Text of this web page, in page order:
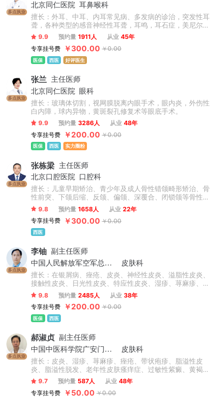
多点执业
北京同仁医院 耳鼻喉科
擅长：外耳、中耳、内耳常见病、多发病的诊治，突发性耳
聋，各种类型的感音神经性耳聋，耳鸣，耳石症，美尼尔氏
病等疾病的内外科治疗。先天性外中耳畸形的听力重建和整
形；慢性化脓性中耳炎的外科治疗，咽鼓管的解剖学研究，
义耳的临床和基础研究等。
9.9 预约量 1911人 从业 45年
专享挂号费
￥300.00 ￥0.00
医保 西医 好评医生
多点执业
张兰 主任医师
北京同仁医院
眼科
擅长：玻璃体切割，视网膜脱离内眼手术，眼内炎，外伤性
白内障，球内异物，黄斑裂孔修复术等眼底手术。
9.9 预约量 3286人 从业 48年
专享挂号费
￥200.00 ￥0.00
医保 西医 实力圈粉
多点执业
张栋梁 主任医师
北京口腔医院 口腔科
擅长：儿童早期矫治、青少年及成人骨性错颌畸形矫治、骨
性前突、下颌后缩、反颌、偏颌、深覆合、闭锁颌等骨性问
题矫治，不拔牙矫治技术，微种植支抗技术，正畸-正颌联合
治疗，牙周-正畸联合治疗，数字化舌侧及无托槽隐形矫治技
术，复杂病例矫治。累计完成矫治案例数万例。
9.8 预约量 1658人 从业 22年
专享挂号费
￥300.00 ￥0.00
西医
多点执业
李铀 副主任医师
中国人民解放军空军总医院
皮肤科
擅长：在银屑病、痤疮、皮炎、神经性皮炎、溢脂性皮炎、
接触性皮炎、日光性皮炎、特应性皮炎、湿疹、荨麻疹、慢
性荨麻疹、急性荨麻疹、丘疹性荨麻疹、胆碱能性荨麻疹等
心身性皮肤病诊治方面有独到的见解和特色。
9.8 预约量 2485人 从业 38年
专享挂号费
￥200.00 ￥0.00
医保 西医
多点执业
郝淑贞 副主任医师
中国中医科学院广安门医院
皮肤科
擅长：皮炎、湿疹、荨麻疹、痤疮、带状疱疹、脂溢性皮
炎、脂溢性脱发、老年性皮肤瘙痒症、过敏性紫癜、黄褐
斑、银屑病、白癜风、扁平疣等皮肤病的诊断及治疗。
9.7 预约量 587人 从业 48年
专享挂号费
￥50.00 ￥0.00